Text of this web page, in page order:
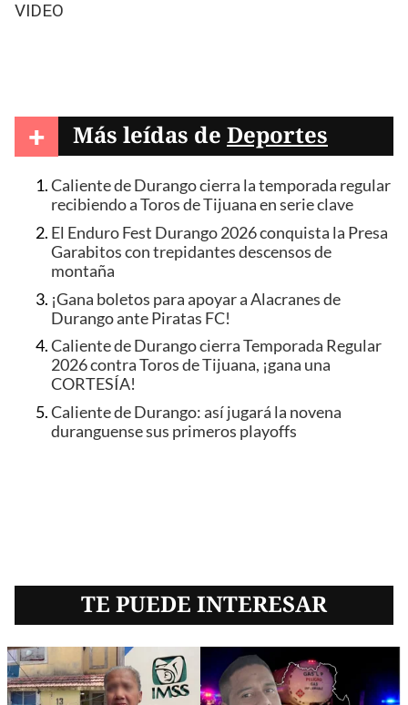
+ Más leídas de Deportes
Caliente de Durango cierra la temporada regular
recibiendo a Toros de Tijuana en serie clave
El Enduro Fest Durango 2026 conquista la Presa
Garabitos con trepidantes descensos de
montaña
¡Gana boletos para apoyar a Alacranes de
Durango ante Piratas FC!
Caliente de Durango cierra Temporada Regular
2026 contra Toros de Tijuana, ¡gana una
CORTESÍA!
Caliente de Durango: así jugará la novena
duranguense sus primeros playoffs
TE PUEDE INTERESAR